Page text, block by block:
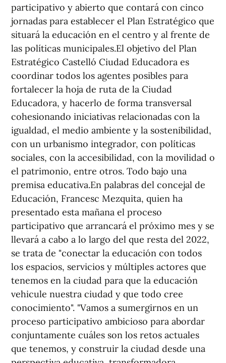
participativo y abierto que contará con cinco
jornadas para establecer el Plan Estratégico que
situará la educación en el centro y al frente de
las políticas municipales.El objetivo del Plan
Estratégico Castelló Ciudad Educadora es
coordinar todos los agentes posibles para
fortalecer la hoja de ruta de la Ciudad
Educadora, y hacerlo de forma transversal
cohesionando iniciativas relacionadas con la
igualdad, el medio ambiente y la sostenibilidad,
con un urbanismo integrador, con políticas
sociales, con la accesibilidad, con la movilidad o
el patrimonio, entre otros. Todo bajo una
premisa educativa.En palabras del concejal de
Educación, Francesc Mezquita, quien ha
presentado esta mañana el proceso
participativo que arrancará el próximo mes y se
llevará a cabo a lo largo del que resta del 2022,
se trata de "conectar la educación con todos
los espacios, servicios y múltiples actores que
tenemos en la ciudad para que la educación
vehicule nuestra ciudad y que todo cree
conocimiento". "Vamos a sumergirnos en un
proceso participativo ambicioso para abordar
conjuntamente cuáles son los retos actuales
que tenemos, y construir la ciudad desde una